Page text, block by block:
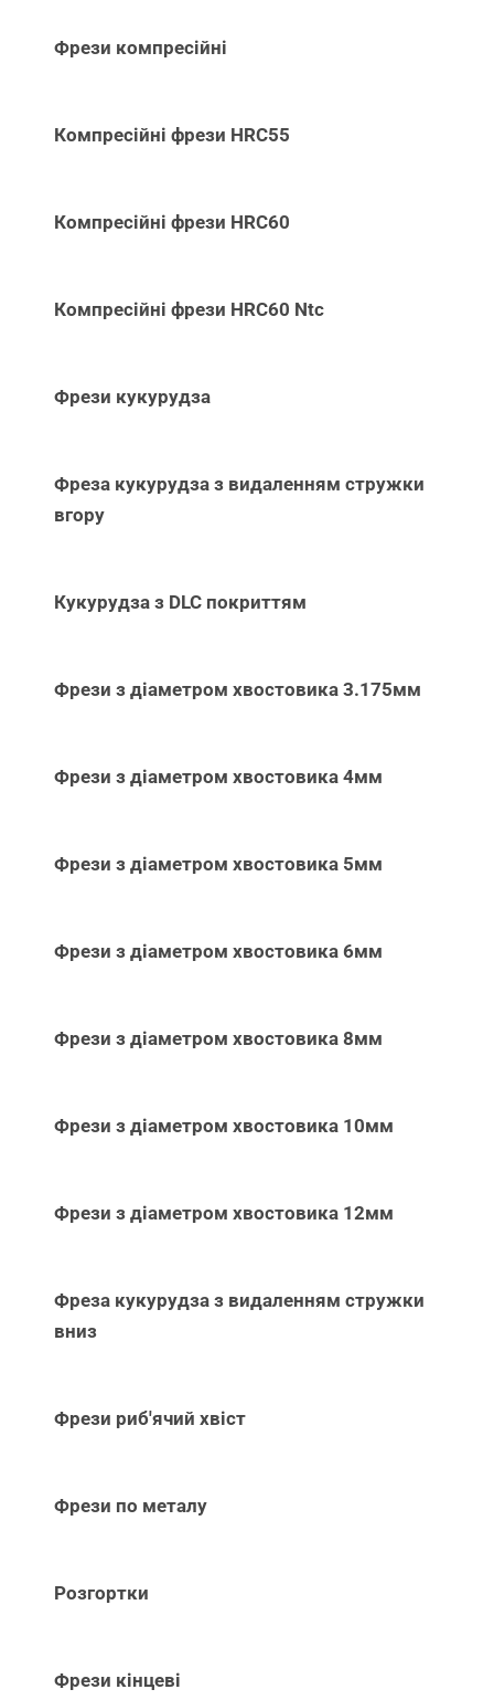
Фрези компресійні
Компресійні фрези HRC55
Компресійні фрези HRC60
Компресійні фрези HRC60 Ntc
Фрези кукурудза
Фреза кукурудза з видаленням стружки
вгору
Кукурудза з DLC покриттям
Фрези з діаметром хвостовика 3.175мм
Фрези з діаметром хвостовика 4мм
Фрези з діаметром хвостовика 5мм
Фрези з діаметром хвостовика 6мм
Фрези з діаметром хвостовика 8мм
Фрези з діаметром хвостовика 10мм
Фрези з діаметром хвостовика 12мм
Фреза кукурудза з видаленням стружки
вниз
Фрези риб'ячий хвіст
Фрези по металу
Розгортки
Фрези кінцеві